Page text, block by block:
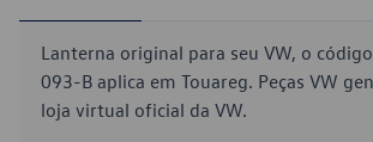
Lanterna original para seu VW, o
093-B aplica em Touareg. Peças VW
loja virtual oficial da VW.